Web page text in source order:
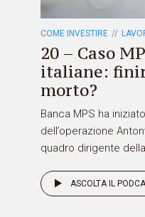
COME INVESTIRE
20 – Caso
italiane:
morto?
Banca MPS ha
dell’operazione
quadro dirigente
ASCOLTA IL